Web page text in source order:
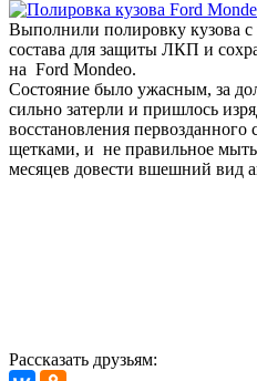
Выполнили полировку кузова c
состава для защиты ЛКП и
на Ford Mondeo.
Состояние было ужасным, за
сильно затерли и пришлось
восстановления первозданного
щетками, и не правильное
месяцев довести вшешний вид
Рассказать друзьям: